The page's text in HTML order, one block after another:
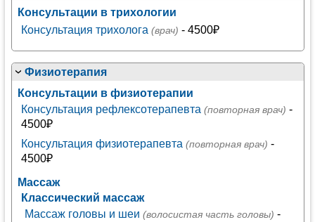
Консультации в трихологии
Консультация трихолога (врач) - 4500₽
Физиотерапия
Консультации в физиотерапии
Консультация рефлексотерапевта (повторная врач) -
4500₽
Консультация физиотерапевта (повторная врач) -
4500₽
Массаж
Классический массаж
Массаж головы и шеи (волосистая часть головы) -